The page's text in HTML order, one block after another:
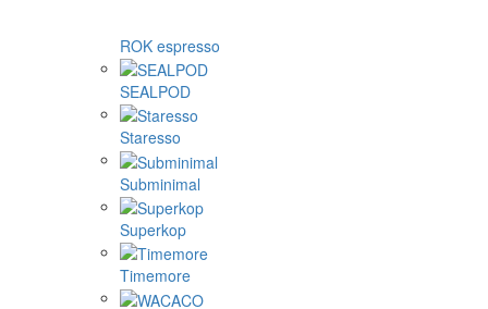
ROK espresso
SEALPOD
Staresso
Subminimal
Superkop
Timemore